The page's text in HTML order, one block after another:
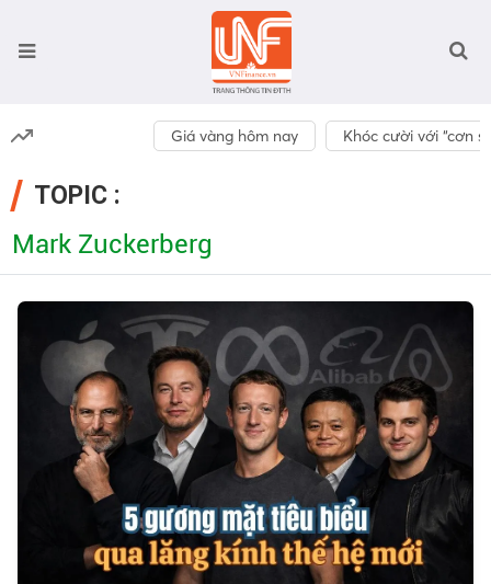
Giá vàng hôm nay Khóc cười với “cơn
TOPIC :
Mark Zuckerberg